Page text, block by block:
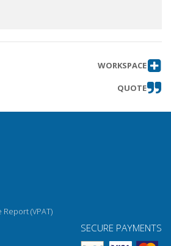
WORKSPACE
QUOTE
(VPAT)
SECURE PAYMENTS